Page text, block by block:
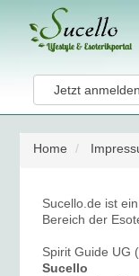
Jetzt anmelden
Home
Sucello.de ist
Bereich der
Spirit Guide UG
Sucello